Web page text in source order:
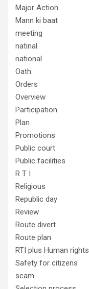
Major Action
Mann ki baat
meeting
natinal
national
Oath
Orders
Overview
Participation
Plan
Promotions
Public court
Public facilities
R T I
Religious
Republic day
Review
Route divert
Route plan
RTI plus Human rights
Safety for citizens
scam